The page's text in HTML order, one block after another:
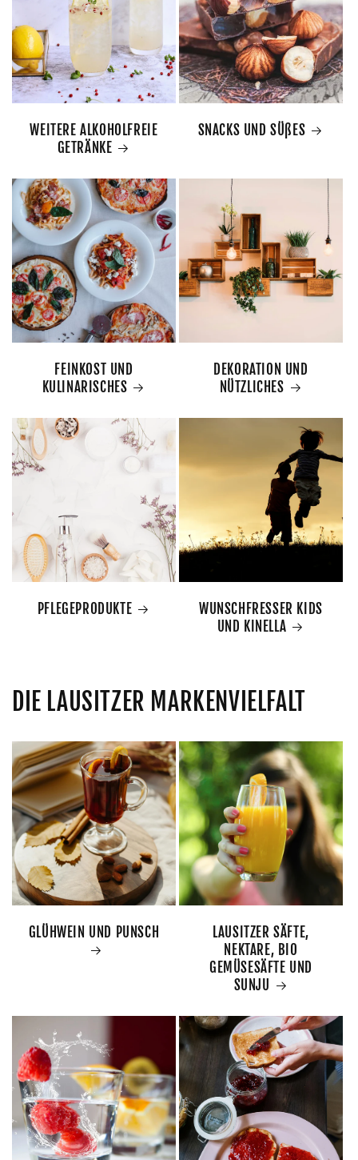
WEITERE ALKOHOLFREIE
GETRÄNKE
SNACKS UND SÜßES
FEINKOST UND
KULINARISCHES
DEKORATION UND
NÜTZLICHES
PFLEGEPRODUKTE
WUNSCHFRESSER KIDS
UND KINELLA
DIE LAUSITZER MARKENVIELFALT
GLÜHWEIN UND PUNSCH
LAUSITZER SÄFTE,
NEKTARE, BIO
GEMÜSESÄFTE UND
SUNJU